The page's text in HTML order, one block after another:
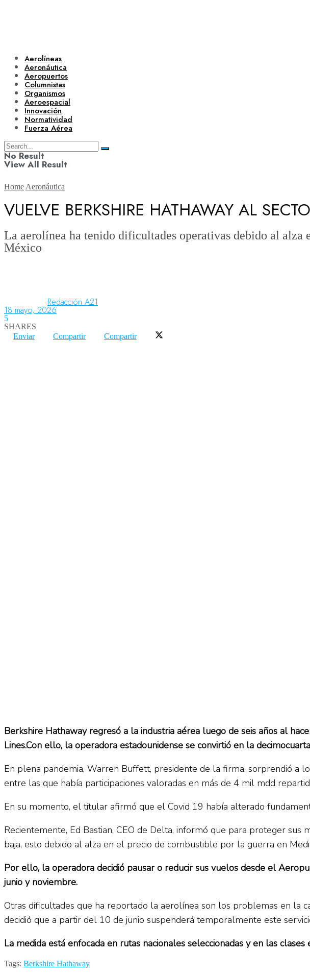
Aerolíneas
Aeronáutica
Aeropuertos
Columnistas
Organismos
Aeroespacial
Innovación
Normatividad
Fuerza Aérea
No Result
View All Result
Aerolíneas
Aeropuertos
Columnistas
Home Aeronáutica
VUELVE BERKSHIRE HATHAWAY AL
La aerolínea ha tenido dificultades operativas debido al alza
México
Redacción A21
18 mayo, 2026
5
SHARES
Enviar
Compartir Compartir
Berkshire Hathaway regresó a la industria aérea luego de seis años al
Lines.Con ello, la operadora estadounidense se convirtió en la
En plena pandemia, Warren Buffett, presidente de la firma, sorprendió a
entre las que había participaciones valoradas en más de 4 mil mdd
En su momento, el titular afirmó que el Covid 19 había alterado
Recientemente, Ed Bastian, CEO de Delta, informó que para proteger sus
baja, esto debido al alza en el precio de combustible por la guerra en
Por ello, la operadora decidió pausar o reducir sus vuelos desde el
junio y noviembre.
Otras dificultades que ha reportado la aerolínea son los problemas en la
decidió que a partir del 10 de junio suspenderá temporalmente este
La medida está enfocada en rutas nacionales seleccionadas y en las
Tags: Berkshire Hathaway